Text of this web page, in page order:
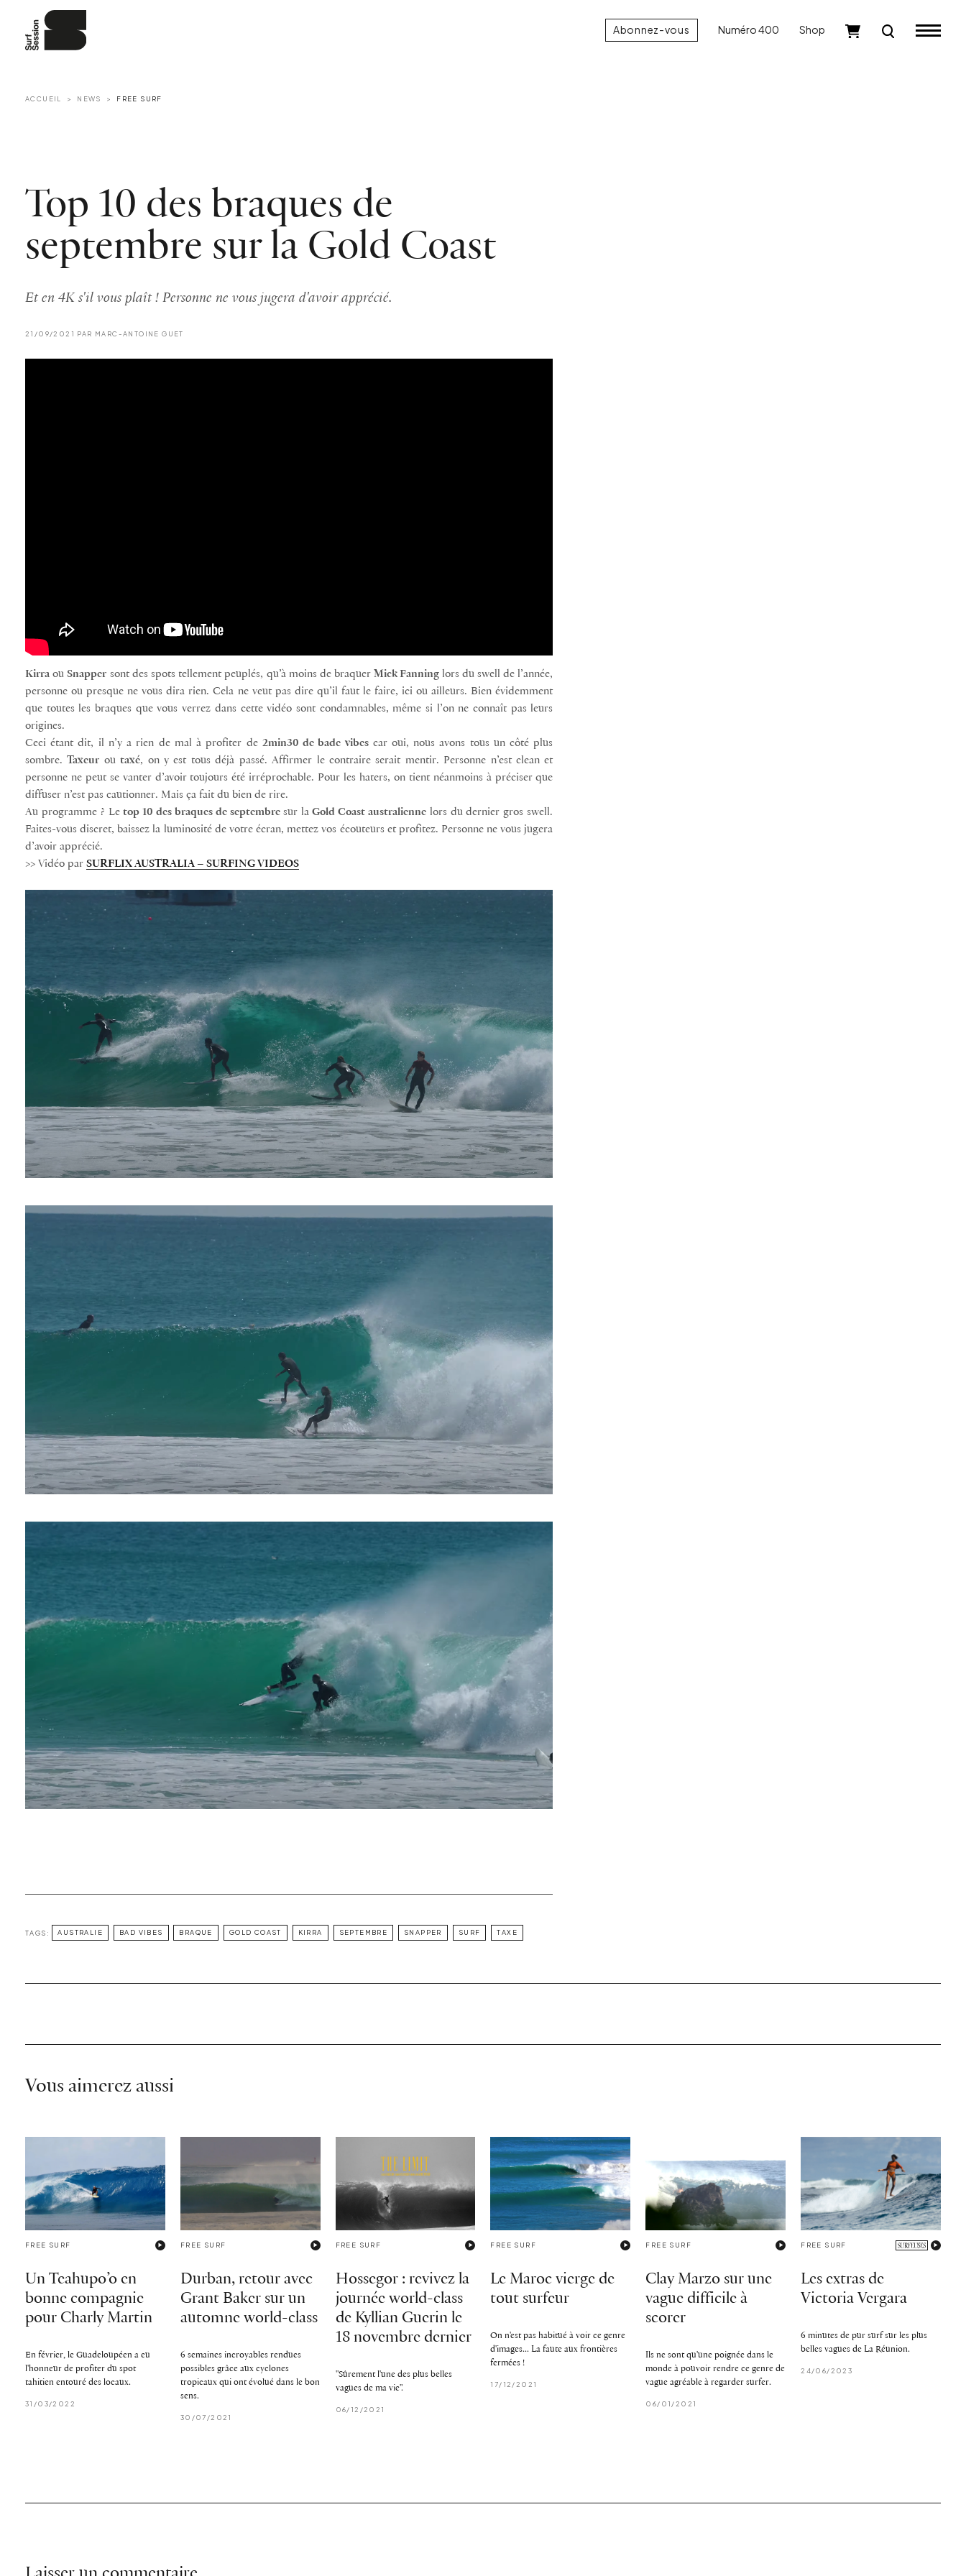
Abonnez-vous Numéro 400 Shop
ACCUEIL NEWS FREE SURF
Top 10 des braques de
septembre sur la Gold Coast
Et en 4K s'il vous plaît ! Personne ne vous jugera d'avoir apprécié.
21/09/2021 PAR MARC-ANTOINE GUET
Kirra ouSnapper sont des spots tellement peuplés, qu’à moins de braquerMick Fanning lors du swell de l’année,
personne ou presque ne vous dira rien. Cela ne veut pas dire qu’il faut le faire, ici ou ailleurs. Bien évidemment
que toutes les braques que vous verrez dans cette vidéo sont condamnables, même si l’on ne connaît pas leurs
origines.
Ceci étant dit, il n’y a rien de mal à profiter de 2min30 de bade vibescar oui, nous avons tous un côté plus
sombre.Taxeur outaxé, on y est tous déjà passé. Affirmer le contraire serait mentir. Personne n’est clean et
personne ne peut se vanter d’avoir toujours été irréprochable. Pour les haters, on tient néanmoins à préciser que
diffuser n’est pas cautionner. Mais ça fait du bien de rire.
Au programme ? Letop 10 des braques de septembre sur laGold Coast australiennelors du dernier gros swell.
Faites-vous discret, baissez la luminosité de votre écran, mettez vos écouteurs et profitez. Personne ne vous jugera
d’avoir apprécié.
>> Vidéo par SURFLIX AUSTRALIA – SURFING VIDEOS
TAGS: AUSTRALIE BAD VIBES BRAQUE GOLD COAST KIRRA SEPTEMBRE SNAPPER SURF TAXE
Vous aimerez aussi
FREE SURF
Un Teahupo’o en
bonne compagnie
pour Charly Martin
En février, le Guadeloupéen a eu
l'honneur de profiter du spot
tahitien entouré des locaux.
31/03/2022
FREE SURF
Durban, retour avec
Grant Baker sur un
automne world-class
6 semaines incroyables rendues
possibles grâce aux cyclones
tropicaux qui ont évolué dans le bon
sens.
30/07/2021
FREE SURF
Hossegor : revivez la
journée world-class
de Kyllian Guerin le
18 novembre dernier
"Sûrement l'une des plus belles
vagues de ma vie".
06/12/2021
FREE SURF
Le Maroc vierge de
tout surfeur
On n'est pas habitué à voir ce genre
d'images... La faute aux frontières
fermées !
17/12/2021
FREE SURF
Clay Marzo sur une
vague difficile à
scorer
Ils ne sont qu'une poignée dans le
monde à pouvoir rendre ce genre de
vague agréable à regarder surfer.
06/01/2021
FREE SURF
Les extras de
Victoria Vergara
6 minutes de pur surf sur les plus
belles vagues de La Réunion.
24/06/2023